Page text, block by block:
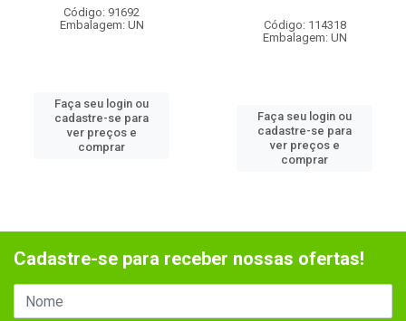
Código: 91692
Embalagem: UN
Faça seu login ou
cadastre-se para
ver preços e
comprar
Código: 114318
Embalagem: UN
Faça seu login ou
cadastre-se para
ver preços e
comprar
Cadastre-se para receber nossas ofertas!